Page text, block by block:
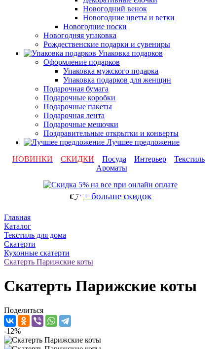
Новогодний венок
Новогодние цветы и ветки
Новогодние носки
Новогодняя упаковка
Рождественские подарки и сувениры
Упаковка подарков
Оформление подарков
Упаковка мужского подарка
Упаковка подарков для женщин
Подарочная бумага
Подарочные коробки
Подарочные пакеты
Подарочная лента
Подарочные мешочки
Поздравительные открытки и конверты
Лучшее предложение
НОВИНКИ
СКИДКИ Посуда Интерьер
Текстиль
Ароматы
👉 + больше скидок
Главная
Каталог
Текстиль для дома
Скатерти
Кухонные скатерти
Скатерть Парижские коты
Скатерть Парижские коты
Поделиться
-12%